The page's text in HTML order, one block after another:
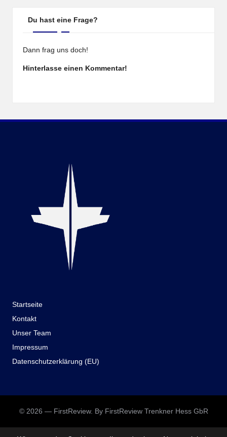
Du hast eine Frage?
Dann frag uns doch!
Hinterlasse einen Kommentar!
Startseite
Kontakt
Unser Team
Impressum
Datenschutzerklärung (EU)
© 2026 — FirstReview. By FirstReview Trenkner Hess GbR